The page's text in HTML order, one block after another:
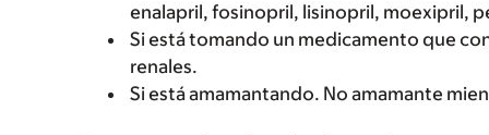
enalapril, fosinopril, lisinopril, moexipril,
Si está tomando un medicamento que
renales.
Si está amamantando. No amamante